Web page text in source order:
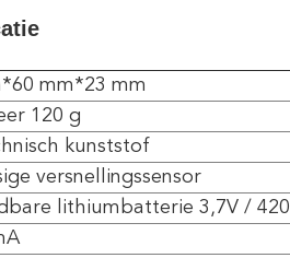
mm*23 mm
120 g
kunststof
versnellingssensor
lithiumbatterie 3,7V /